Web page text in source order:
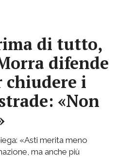
di tutto,
difende
chiudere i
«Non
«Asti merita meno
ma anche più